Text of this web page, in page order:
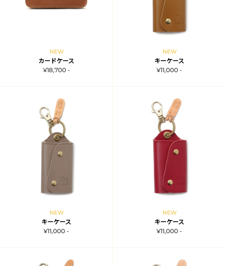
NEW
カードケース
¥18,700 -
NEW
キーケース
¥11,000 -
NEW
キーケース
¥11,000 -
NEW
キーケース
¥11,000 -